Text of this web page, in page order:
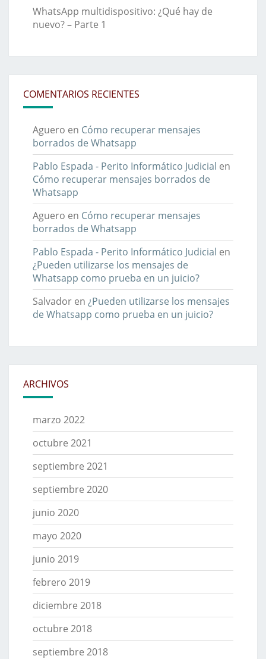
WhatsApp multidispositivo: ¿Qué hay de
nuevo? – Parte 1
COMENTARIOS RECIENTES
Aguero en Cómo recuperar mensajes
borrados de Whatsapp
Pablo Espada - Perito Informático Judicial en
Cómo recuperar mensajes borrados de
Whatsapp
Aguero en Cómo recuperar mensajes
borrados de Whatsapp
Pablo Espada - Perito Informático Judicial en
¿Pueden utilizarse los mensajes de
Whatsapp como prueba en un juicio?
Salvador en ¿Pueden utilizarse los mensajes
de Whatsapp como prueba en un juicio?
ARCHIVOS
marzo 2022
octubre 2021
septiembre 2021
septiembre 2020
junio 2020
mayo 2020
junio 2019
febrero 2019
diciembre 2018
octubre 2018
septiembre 2018